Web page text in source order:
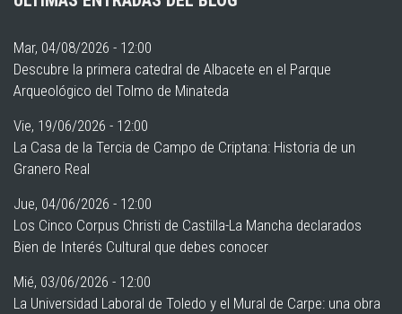
Mar, 04/08/2026 - 12:00
Descubre la primera catedral de Albacete en el Parque
Arqueológico del Tolmo de Minateda
Vie, 19/06/2026 - 12:00
La Casa de la Tercia de Campo de Criptana: Historia de un
Granero Real
Jue, 04/06/2026 - 12:00
Los Cinco Corpus Christi de Castilla-La Mancha declarados
Bien de Interés Cultural que debes conocer
Mié, 03/06/2026 - 12:00
La Universidad Laboral de Toledo y el Mural de Carpe: una obra